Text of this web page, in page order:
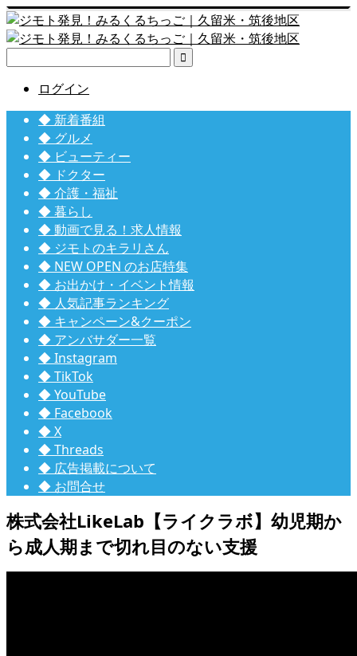

ログイン
◆ 新着番組
◆ グルメ
◆ ビューティー
◆ ドクター
◆ 介護・福祉
◆ 暮らし
◆ 動画で見る！求人情報
◆ ジモトのキラリさん
◆ NEW OPEN のお店特集
◆ お出かけ・イベント情報
◆ 人気記事ランキング
◆ キャンペーン&クーポン
◆ アンバサダー一覧
◆ Instagram
◆ TikTok
◆ YouTube
◆ Facebook
◆ X
◆ Threads
◆ 広告掲載について
◆ お問合せ
株式会社LikeLab【ライクラボ】幼児期か
ら成人期まで切れ目のない支援